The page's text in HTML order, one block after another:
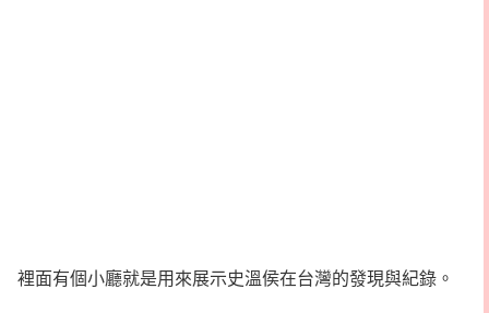
裡面有個小廳就是用來展示史溫侯在台灣的發現與紀錄。